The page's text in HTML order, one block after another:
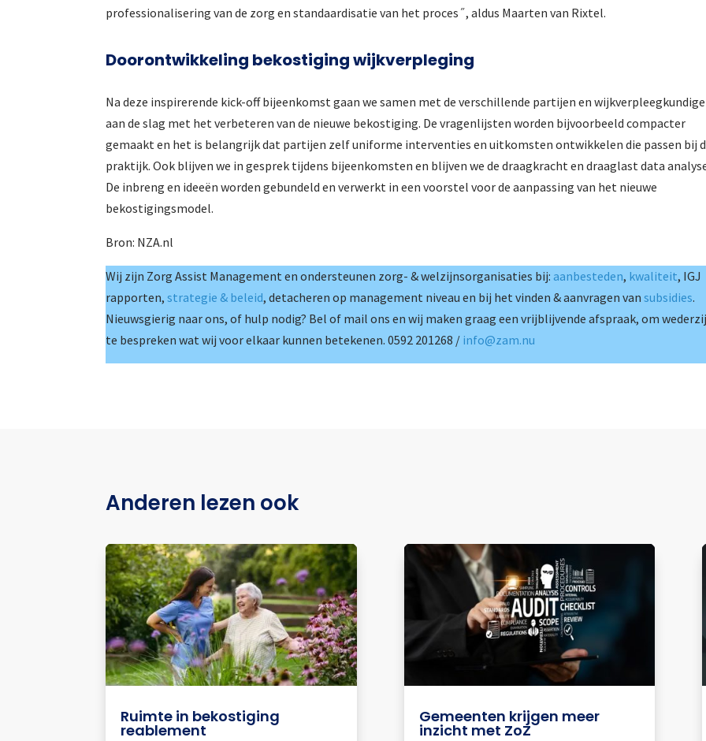
professionalisering van de zorg en standaardisatie van het proces˝, aldus Maarten van Rixtel.
Doorontwikkeling bekostiging wijkverpleging
Na deze inspirerende kick-off bijeenkomst gaan we samen met de verschillende partijen en
aan de slag met het verbeteren van de nieuwe bekostiging. De vragenlijsten worden bijvoorbeeld compacter
gemaakt en het is belangrijk dat partijen zelf uniforme interventies en uitkomsten ontwikkelen die passen bij
praktijk. Ook blijven we in gesprek tijdens bijeenkomsten en blijven we de draagkracht en draaglast data
De inbreng en ideeën worden gebundeld en verwerkt in een voorstel voor de aanpassing van het nieuwe
bekostigingsmodel.
Bron: NZA.nl
Wij zijn Zorg Assist Management en ondersteunen zorg- & welzijnsorganisaties bij: aanbesteden, kwaliteit, IGJ
rapporten,strategie & beleid, detacheren op management niveau en bij het vinden & aanvragen vansubsidies.
Nieuwsgierig naar ons, of hulp nodig? Bel of mail ons en wij maken graag een vrijblijvende afspraak, om
te bespreken wat wij voor elkaar kunnen betekenen. 0592 201268 / info@zam.nu
Anderen lezen ook
Ruimte in bekostiging
reablement
Gemeenten krijgen meer
inzicht met ZoZ